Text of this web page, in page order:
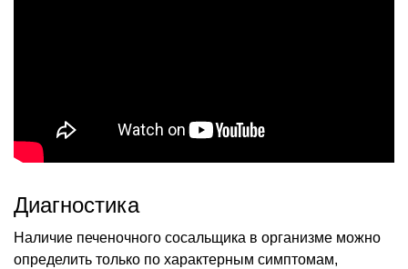
Диагностика
Наличие печеночного сосальщика в организме можно
определить только по характерным симптомам,